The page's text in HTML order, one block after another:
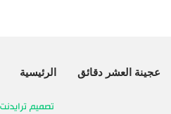
عجينة العشر دقائق الرئيسية